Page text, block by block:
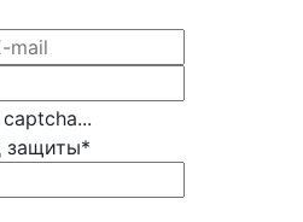
защиты*